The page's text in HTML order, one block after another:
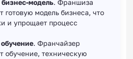
модель. Франшиза
готовую модель бизнеса, что
и упрощает процесс
. Франчайзер
обучение, техническую